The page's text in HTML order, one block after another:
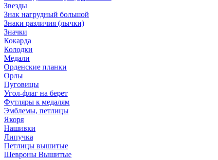
Звезды
Знак нагрудный большой
Знаки различия (лычки)
Значки
Кокарда
Колодки
Медали
Орденские планки
Орлы
Пуговицы
Угол-флаг на берет
Футляры к медалям
Эмблемы, петлицы
Якоря
Нашивки
Липучка
Петлицы вышитые
Шевроны Вышитые